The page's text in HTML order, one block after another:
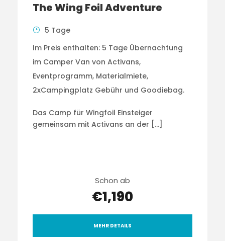
The Wing Foil Adventure
5 Tage
Im Preis enthalten: 5 Tage Übernachtung
im Camper Van von Activans,
Eventprogramm, Materialmiete,
2xCampingplatz Gebühr und Goodiebag.
Das Camp für Wingfoil Einsteiger
gemeinsam mit Activans an der […]
Schon ab
€1,190
MEHR DETAILS